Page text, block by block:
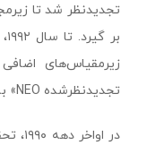
تجدیدنظر شد تا
زیرمقیاس‌های
تجدیدنظرشده NEO» به «آزمون NEO PI-R» تبدیل شد.
در